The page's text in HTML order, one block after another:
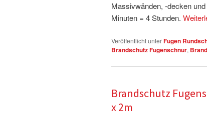
Massivwänden, -decken
Minuten = 4 Stunden.
Veröffentlicht unterFugen
Brandschutz Fugenschnur,
Brandschutz
x 2m